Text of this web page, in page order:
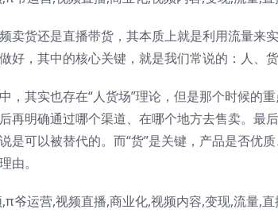
卖货还是直播带货，其本质上就是利用流量来
好，其中的核心关键，就是我们常说的：人、货
，其实也存在“人货场”理论，但是那个时候的
再明确通过哪个渠道、在哪个地方去售卖。最
是可以被替代的。而“货”是关键，产品是否优
由。